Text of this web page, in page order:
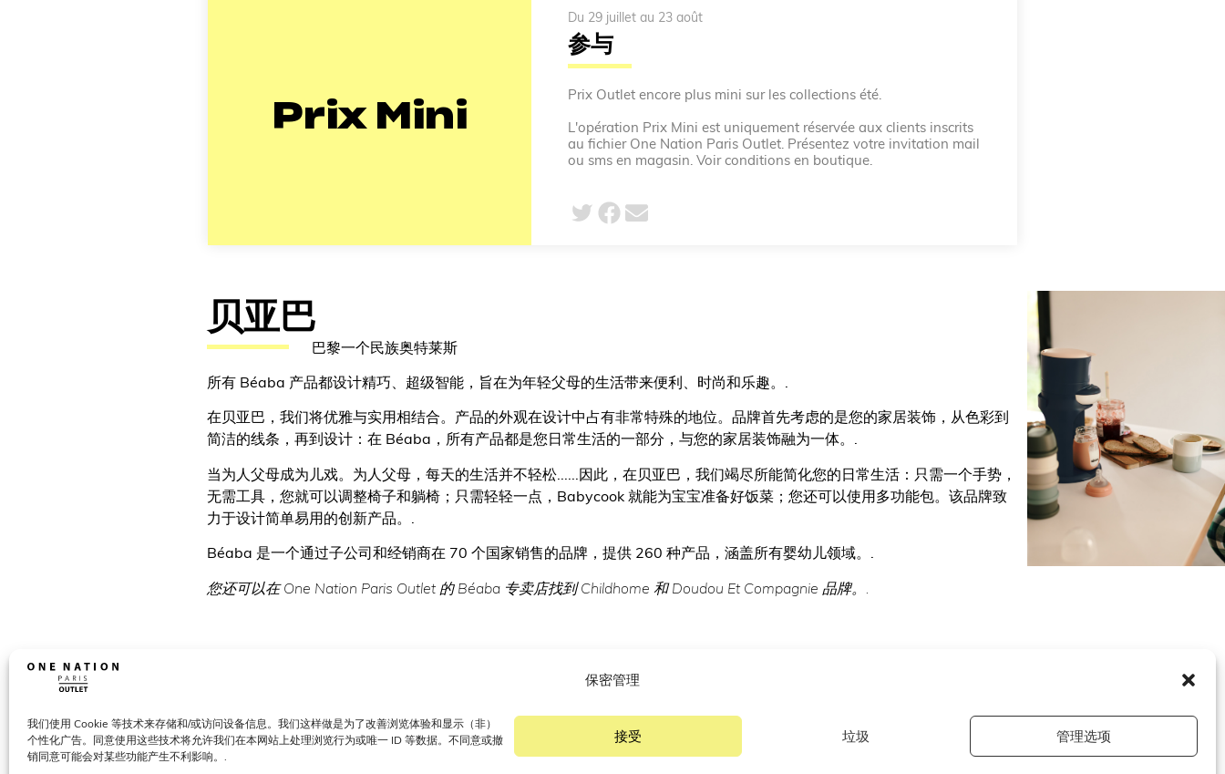
保密管理
我们使用 Cookie 等技术来存储和/或访问设备信息。我们这样做是为了改善浏览体验和显示（非）
个性化广告。同意使用这些技术将允许我们在本网站上处理浏览行为或唯一 ID 等数据。不同意或撤
销同意可能会对某些功能产生不利影响。.
接受 垃圾 管理选项
Prix Mini
Du 29 juillet au 23 août
参与
Prix Outlet encore plus mini sur les collections été.
L'opération Prix Mini est uniquement réservée aux clients inscrits
au fichier One Nation Paris Outlet. Présentez votre invitation mail
ou sms en magasin. Voir conditions en boutique.
贝亚巴
巴黎一个民族奥特莱斯
所有 Béaba 产品都设计精巧、超级智能，旨在为年轻父母的生活带来便利、时尚和乐趣。.
在贝亚巴，我们将优雅与实用相结合。产品的外观在设计中占有非常特殊的地位。品牌首先考虑的是您的家居装饰，从色彩到
简洁的线条，再到设计：在 Béaba，所有产品都是您日常生活的一部分，与您的家居装饰融为一体。.
当为人父母成为儿戏。为人父母，每天的生活并不轻松......因此，在贝亚巴，我们竭尽所能简化您的日常生活：只需一个手势，
无需工具，您就可以调整椅子和躺椅；只需轻轻一点，Babycook 就能为宝宝准备好饭菜；您还可以使用多功能包。该品牌致
力于设计简单易用的创新产品。.
Béaba 是一个通过子公司和经销商在 70 个国家销售的品牌，提供 260 种产品，涵盖所有婴幼儿领域。.
您还可以在 One Nation Paris Outlet 的 Béaba 专卖店找到 Childhome 和 Doudou Et Compagnie 品牌。.